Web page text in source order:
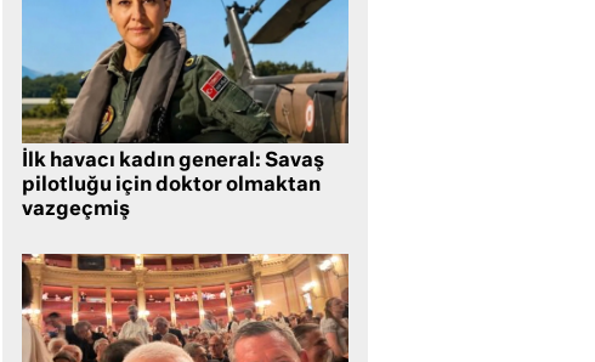
İlk havacı kadın general: Savaş
pilotluğu için doktor olmaktan
vazgeçmiş